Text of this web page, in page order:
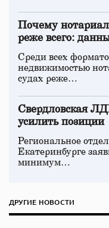
Почему
реже всего:
Среди всех
недвижимостью
судах реже…
Свердловская
усилить позиции
Региональное
Екатеринбурге
минимум…
ДРУГИЕ НОВОСТИ